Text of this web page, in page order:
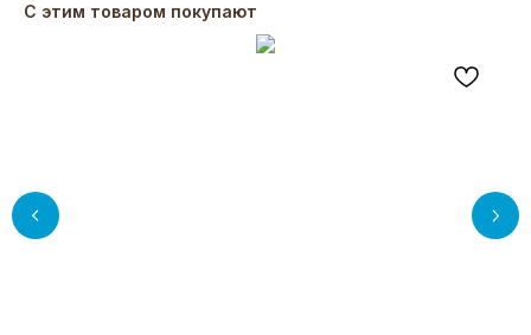
С этим товаром покупают